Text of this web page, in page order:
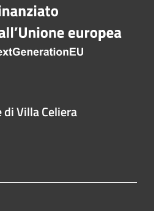
di Villa Celiera